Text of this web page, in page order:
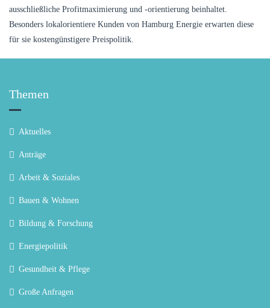
ausschließliche Profitmaximierung und -orientierung beinhaltet.
Besonders lokalorientiere Kunden von Hamburg Energie erwarten diese
für sie kostengünstigere Preispolitik.
Themen
Aktuelles
Anträge
Arbeit & Soziales
Bauen & Wohnen
Bildung & Forschung
Energiepolitik
Gesundheit & Pflege
Große Anfragen